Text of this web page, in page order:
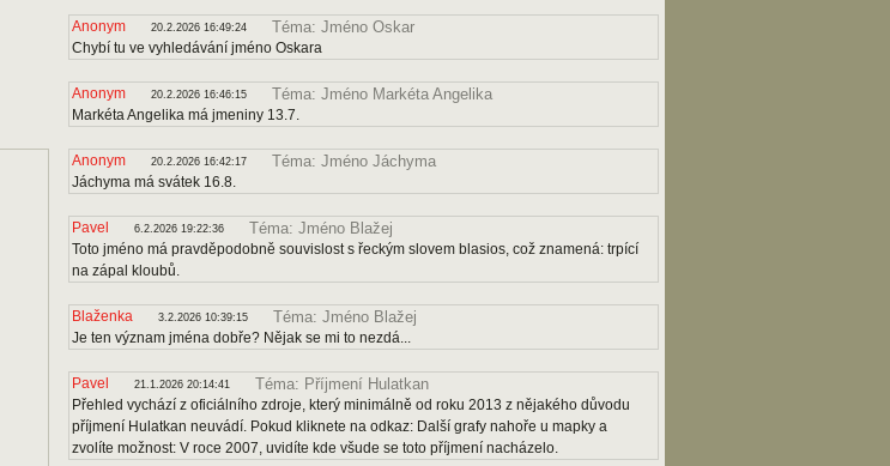
Anonym 20.2.2026 16:49:24 Téma: Jméno Oskar
Chybí tu ve vyhledávání jméno Oskara
Anonym 20.2.2026 16:46:15 Téma: Jméno Markéta Angelika
Markéta Angelika má jmeniny 13.7.
Anonym 20.2.2026 16:42:17 Téma: Jméno Jáchyma
Jáchyma má svátek 16.8.
Pavel 6.2.2026 19:22:36 Téma: Jméno Blažej
Toto jméno má pravděpodobně souvislost s řeckým slovem blasios, což znamená: trpící
na zápal kloubů.
Blaženka 3.2.2026 10:39:15 Téma: Jméno Blažej
Je ten význam jména dobře? Nějak se mi to nezdá...
Pavel 21.1.2026 20:14:41 Téma: Příjmení Hulatkan
Přehled vychází z oficiálního zdroje, který minimálně od roku 2013 z nějakého důvodu
příjmení Hulatkan neuvádí. Pokud kliknete na odkaz: Další grafy nahoře u mapky a
zvolíte možnost: V roce 2007, uvidíte kde všude se toto příjmení nacházelo.